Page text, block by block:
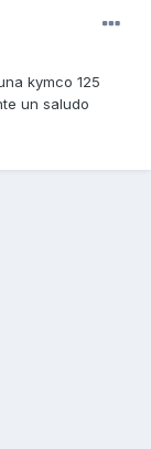
kymco 125
un saludo